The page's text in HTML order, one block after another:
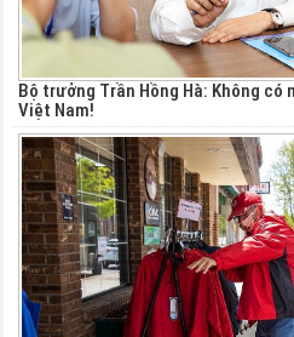
Bộ trưởng Trần Hồng Hà: Không
Việt Nam!